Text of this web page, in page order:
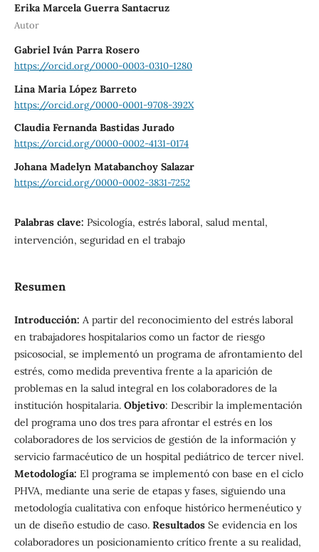
Erika Marcela Guerra Santacruz
Autor
Gabriel Iván Parra Rosero
https://orcid.org/0000-0003-0310-1280
Lina Maria López Barreto
https://orcid.org/0000-0001-9708-392X
Claudia Fernanda Bastidas Jurado
https://orcid.org/0000-0002-4131-0174
Johana Madelyn Matabanchoy Salazar
https://orcid.org/0000-0002-3831-7252
Palabras clave: Psicología, estrés laboral, salud mental,
intervención, seguridad en el trabajo
Resumen
Introducción: A partir del reconocimiento del estrés laboral
en trabajadores hospitalarios como un factor de riesgo
psicosocial, se implementó un programa de afrontamiento del
estrés, como medida preventiva frente a la aparición de
problemas en la salud integral en los colaboradores de la
institución hospitalaria.Objetivo: Describir la implementación
del programa uno dos tres para afrontar el estrés en los
colaboradores de los servicios de gestión de la información y
servicio farmacéutico de un hospital pediátrico de tercer nivel.
Metodología: El programa se implementó con base en el ciclo
PHVA, mediante una serie de etapas y fases, siguiendo una
metodología cualitativa con enfoque histórico hermenéutico y
un de diseño estudio de caso.Resultados Se evidencia en los
colaboradores un posicionamiento crítico frente a su realidad,